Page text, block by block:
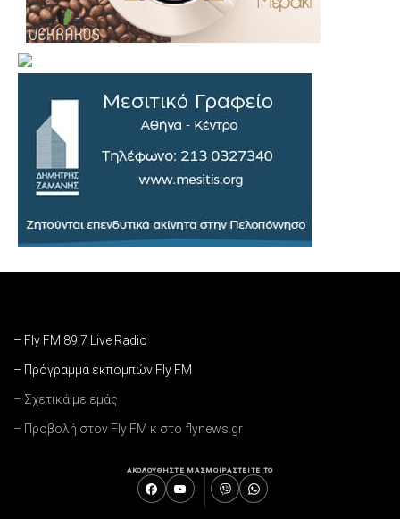
– Fly FM 89,7 Live Radio
– Πρόγραμμα εκπομπών Fly FM
– Σχετικά με εμάς
– Προβολή στον Fly FM κ στο flynews.gr
ΑΚΟΛΟΥΘΗΣΤΕ ΜΑΣΜΟΙΡΑΣΤΕΙΤΕ ΤΟ